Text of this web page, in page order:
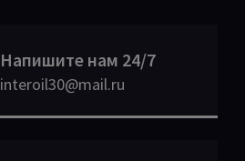
Напишите нам 24/7
interoil30@mail.ru